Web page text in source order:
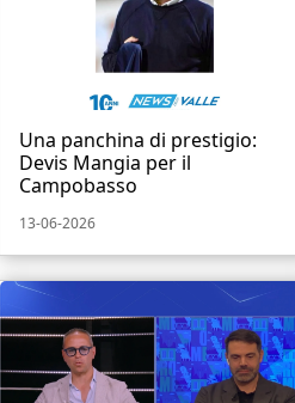
Una panchina di prestigio:
Devis Mangia per il
Campobasso
13-06-2026